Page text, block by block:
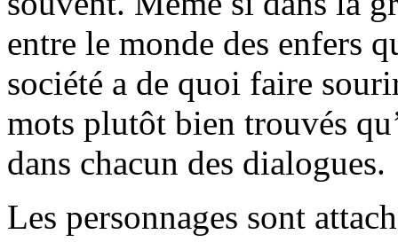
entre le monde des enfers
société a de quoi faire
mots plutôt bien trouvés
dans chacun des dialogues.
Les personnages sont